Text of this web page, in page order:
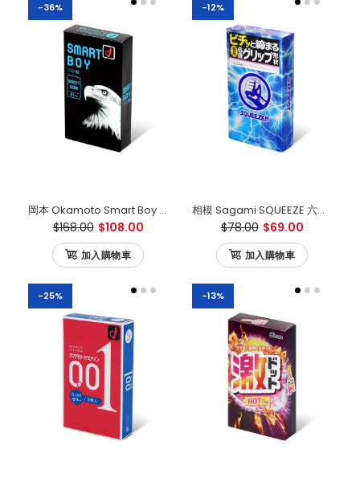
-36%
岡本 Okamoto Smart Boy 31mm 細碼 日本版 12片裝
$168.00 $108.00
加入購物車
-12%
相模 Sagami SQUEEZE 六段緊 乳膠安全套（10片裝）
$78.00 $69.00
加入購物車
-25% -13%